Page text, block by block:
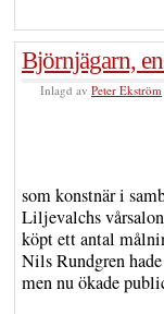
Björnjägarn,
Inlagd av Peter Ekström
som konstnär i
Liljevalchs
köpt ett antal
Nils Rundgren
men nu ökade